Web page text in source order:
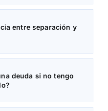
entre separación y
deuda si no tengo